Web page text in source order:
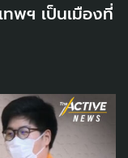
ทพฯ เป็นเมืองที่